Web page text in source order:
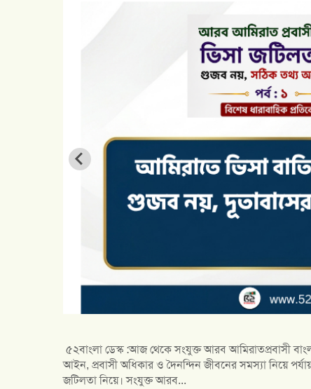
যুক্তরাষ্ট্রের নিউইয়র্কে সড়ক দুর্ঘটনায় গুরুতর আহত তিন
পরিমাণ প্রায় ৩৩ কোটি ১২ লাখ ৫০ হাজার টাকা। তাদের